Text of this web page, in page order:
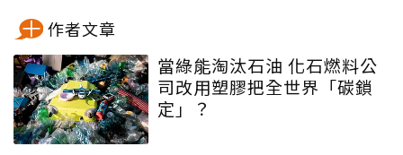
作者文章
當綠能淘汰石油 化石燃料公
司改用塑膠把全世界「碳鎖
定」？